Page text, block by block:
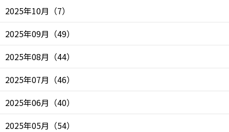
2025年10月 （7）
2025年09月 （49）
2025年08月 （44）
2025年07月 （46）
2025年06月 （40）
2025年05月 （54）